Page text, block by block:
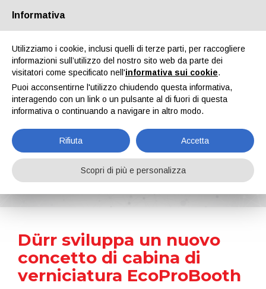
Chi siamo Partners Contatti Area riservata
News
Home Notizie Dürr sviluppa un nuovo concetto di cabina di verniciatura EcoProBooth
Dürr sviluppa un nuovo
concetto di cabina di
verniciatura EcoProBooth
Informativa
Utilizziamo i cookie, inclusi quelli di terze parti, per raccogliere
informazioni sull’utilizzo del nostro sito web da parte dei
visitatori come specificato nell'informativa sui cookie.
Puoi acconsentirne l'utilizzo chiudendo questa informativa,
interagendo con un link o un pulsante al di fuori di questa
informativa o continuando a navigare in altro modo.
Rifiuta Accetta
Scopri di più e personalizza